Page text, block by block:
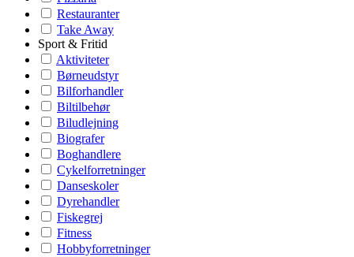
Restauranter
Take Away
Sport & Fritid
Aktiviteter
Børneudstyr
Bilforhandler
Biltilbehør
Biludlejning
Biografer
Boghandlere
Cykelforretninger
Danseskoler
Dyrehandler
Fiskegrej
Fitness
Hobbyforretninger